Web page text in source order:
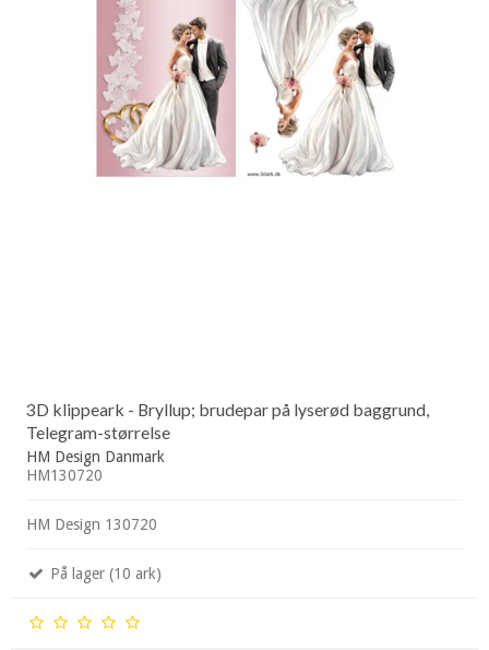
3D klippeark - Bryllup; brudepar på lyserød baggrund,
Telegram-størrelse
HM Design Danmark
HM130720
HM Design 130720
På lager (10 ark)